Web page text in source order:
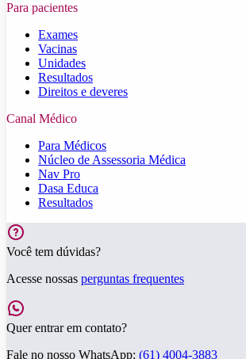
Para pacientes
Exames
Vacinas
Unidades
Resultados
Direitos e deveres
Canal Médico
Para Médicos
Núcleo de Assessoria Médica
Nav Pro
Dasa Educa
Resultados
Você tem dúvidas?
Acesse nossas perguntas frequentes
Quer entrar em contato?
Fale no nosso WhatsApp: (61) 4004-3883